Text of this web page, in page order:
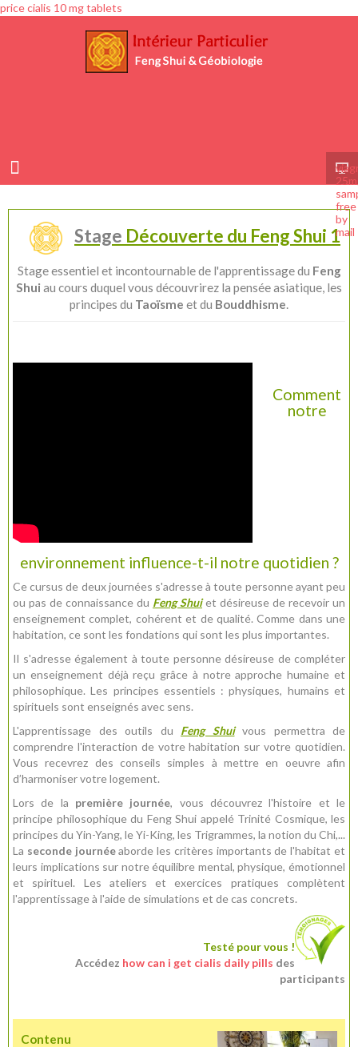
price cialis 10 mg tablets
free
by
mail
Stage Découverte du Feng Shui 1
Stage essentiel et incontournable de l'apprentissage du Feng
Shui au cours duquel vous découvrirez la pensée asiatique, les
principes du Taoïsme et du Bouddhisme.
Comment
notre
environnement influence-t-il notre quotidien ?
Ce cursus de deux journées s'adresse à toute personne ayant peu
ou pas de connaissance du Feng Shuiet désireuse de recevoir un
enseignement complet, cohérent et de qualité. Comme dans une
habitation, ce sont les fondations qui sont les plus importantes.
Il s'adresse également à toute personne désireuse de compléter
un enseignement déjà reçu grâce à notre approche humaine et
philosophique. Les principes essentiels : physiques, humains et
spirituels sont enseignés avec sens.
L'apprentissage des outils du Feng Shuivous permettra de
comprendre l'interaction de votre habitation sur votre quotidien.
Vous recevrez des conseils simples à mettre en oeuvre afin
d’harmoniser votre logement.
Lors de la première journée, vous découvrez l'histoire et le
principe philosophique du Feng Shui appelé Trinité Cosmique, les
principes du Yin-Yang, le Yi-King, les Trigrammes, la notion du Chi,...
La seconde journéeaborde les critères importants de l'habitat et
leurs implications sur notre équilibre mental, physique, émotionnel
et spirituel. Les ateliers et exercices pratiques complètent
l'apprentissage à l'aide de simulations et de cas concrets.
Testé pour vous !
Accédez how can i get cialis daily pills des
participants
Contenu